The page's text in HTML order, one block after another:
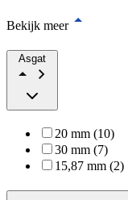
Bekijk meer
Asgat
20 mm (10)
30 mm (7)
15,87 mm (2)